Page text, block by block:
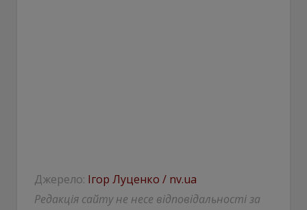
Джерело: Ігор Луценко / nv.ua
Редакція сайту не несе відповідальності за